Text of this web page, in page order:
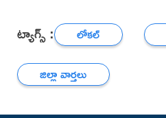
ట్యాగ్స్ : లోకల్
జిల్లా వార్తలు